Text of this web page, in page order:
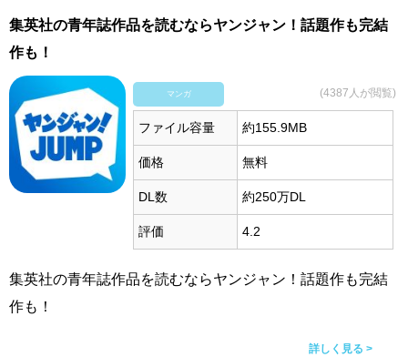
集英社の青年誌作品を読むならヤンジャン！話題作も完結
作も！
マンガ (4387人が閲覧)
ファイル容量 約155.9MB
価格 無料
DL数 約250万DL
評価 4.2
集英社の青年誌作品を読むならヤンジャン！話題作も完結
作も！
詳しく見る >